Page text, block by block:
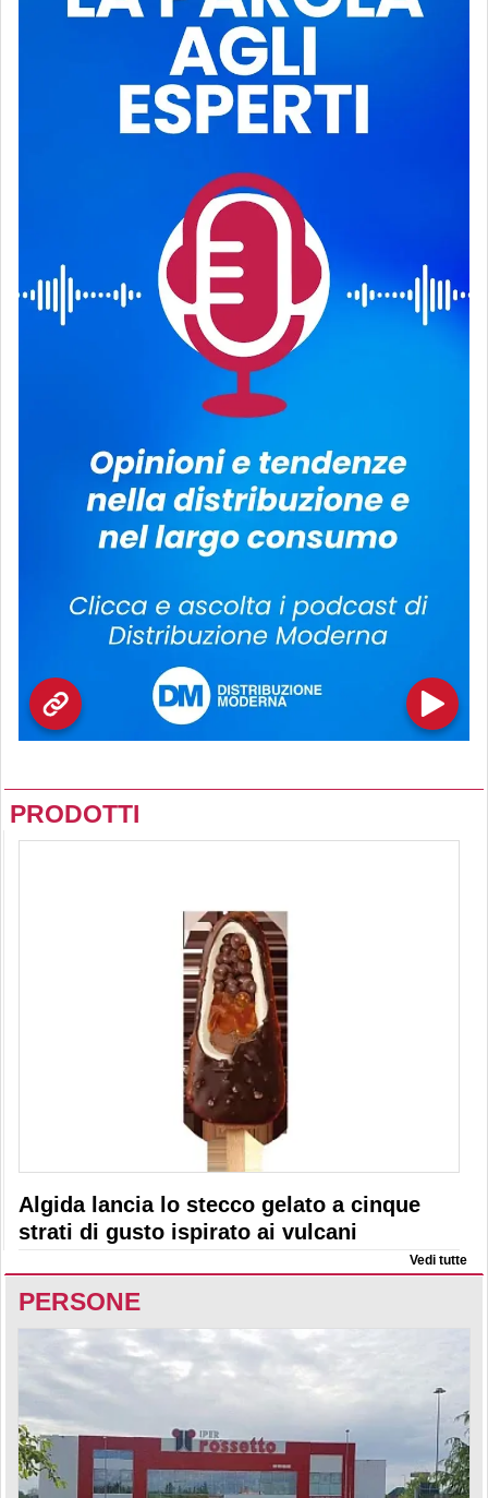
PRODOTTI
Algida lancia lo stecco gelato a cinque
strati di gusto ispirato ai vulcani
Vedi tutte
PERSONE